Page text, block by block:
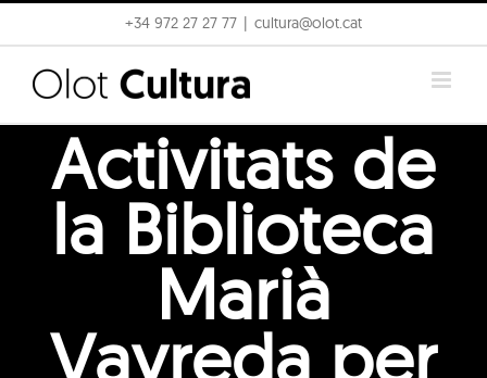
to
content
+34 972 27 27 77 cultura@olot.cat
Activitats de
la Biblioteca
Marià
Vayreda per